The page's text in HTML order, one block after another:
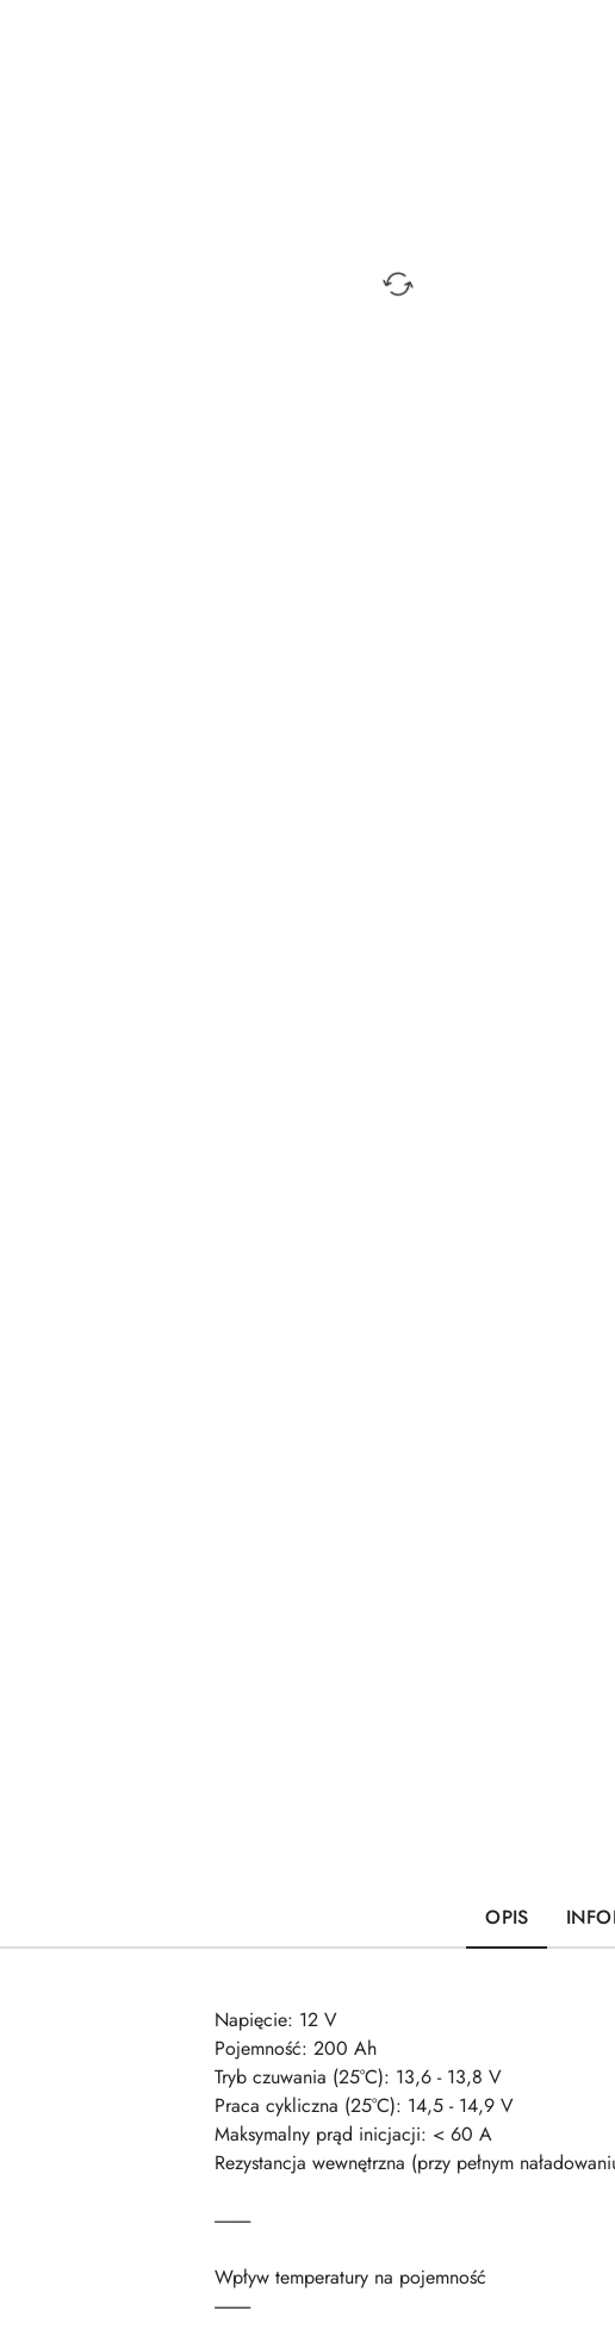
OPIS
Napięcie: 12 V
Pojemność: 200 Ah
Tryb czuwania (25°C): 13,6 - 13,8 V
Praca cykliczna (25°C): 14,5 - 14,9 V
Maksymalny prąd inicjacji: < 60 A
Rezystancja wewnętrzna (przy pełnym
----------
Wpływ temperatury na pojemność
----------